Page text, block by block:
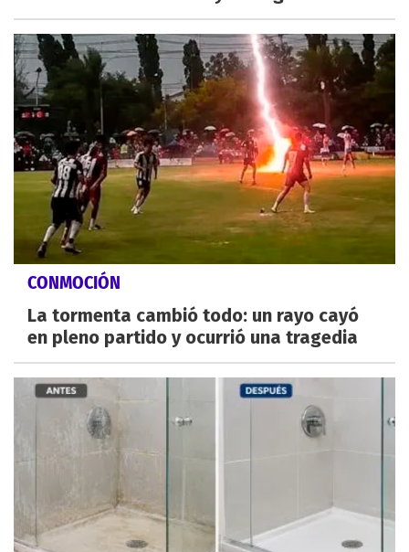
CONMOCIÓN
La tormenta cambió todo: un rayo cayó
en pleno partido y ocurrió una tragedia